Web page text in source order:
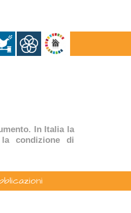
In Italia la
condizione di